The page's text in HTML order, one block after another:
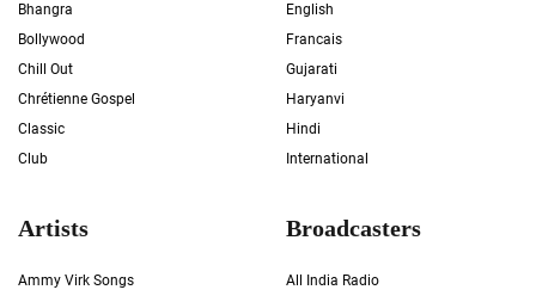
Bhangra
Bollywood
Chill Out
Chrétienne Gospel
Classic
Club
English
Francais
Gujarati
Haryanvi
Hindi
International
Artists
Ammy Virk Songs
Broadcasters
All India Radio